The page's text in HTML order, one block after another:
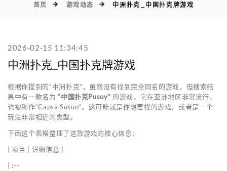
首页 游戏动态 中洲扑克_中国扑克牌游戏
2026-02-15 11:34:45
中洲扑克_中国扑克牌游戏
根据你提到的“中洲扑克”，虽然没有找到完全同名的游戏，但搜索结
果中有一款名为“中国扑克Pusoy” 的游戏，它在亚洲地区非常流行，
也被称作“Capsa Susun”。这可能就是你想要找的游戏，或者是一个
玩法非常相近的类型。
下面这个表格整理了这款游戏的核心信息：
| 项目 | 详细信息 |
| :--